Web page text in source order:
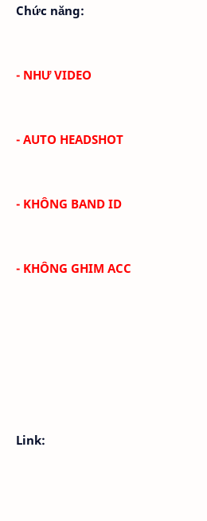
Chức năng:
- NHƯ VIDEO
- AUTO HEADSHOT
- KHÔNG BAND ID
- KHÔNG GHIM ACC
Link: